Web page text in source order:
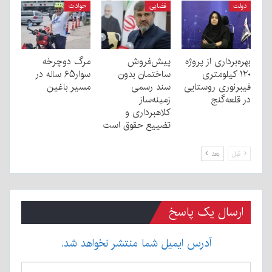
دولت
بهره‌برداری از پروژه
۱۲۰ کیلومتری
فیبرنوری روستایی
در قلعه‌گنج
قضایی
پیش‌فروش
ساختمان بدون
سند رسمی
زمینه‌ساز
کلاهبرداری و
تضییع حقوق است
حوادث
مرگ دوچرخه
سوار۶۵ ساله در
مسیر باغین
قبل بعد
ارسال یک پاسخ
آدرس ایمیل شما منتشر نخواهد شد.